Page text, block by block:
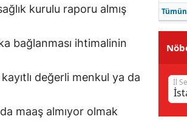
kurulu raporu almış
bağlanması ihtimalinin
değerli menkul ya da
maaş almıyor olmak
İl